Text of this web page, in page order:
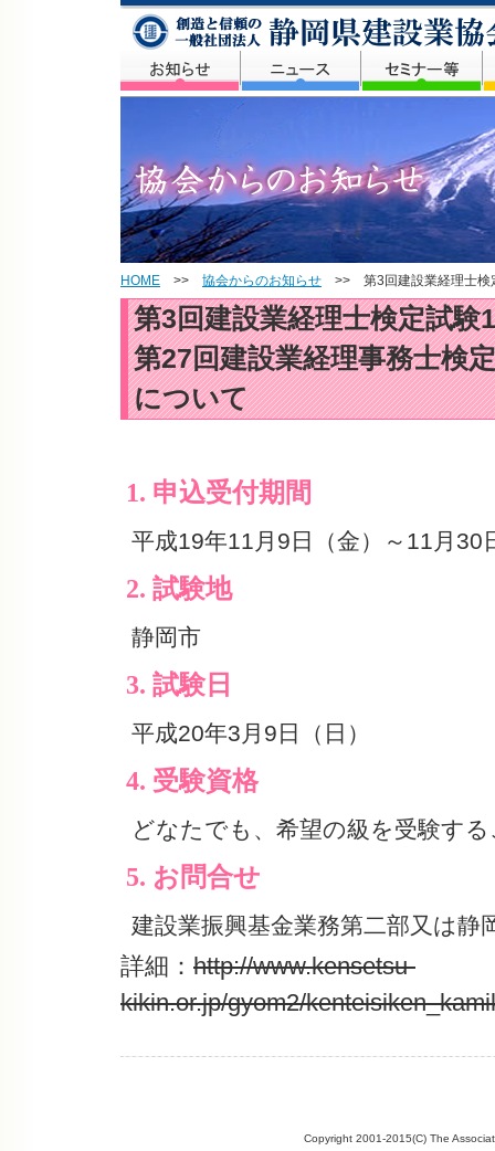
HOME >> 協会からのお知らせ >> 第3回建設業経理士検
第3回建設業経理士検定試験
第27回建設業経理事務士検
について
1. 申込受付期間
平成19年11月9日（金）～11月30
2. 試験地
静岡市
3. 試験日
平成20年3月9日（日）
4. 受験資格
どなたでも、希望の級を受験す
5. お問合せ
建設業振興基金業務第二部又は静
詳細： http://www.kensetsu-
kikin.or.jp/gyom2/
Copyright 2001-2015(C) The